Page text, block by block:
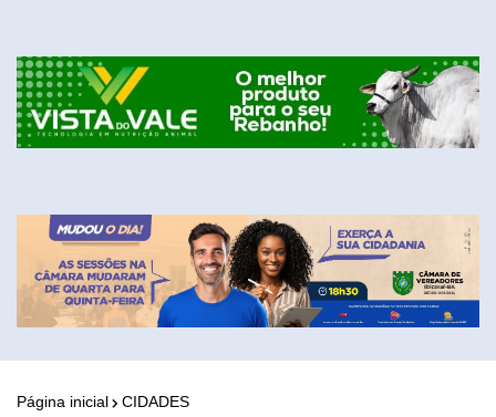
Página inicial CIDADES